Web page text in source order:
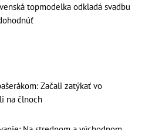
topmodelka odkladá svadbu
Začali zatýkať vo
na člnoch